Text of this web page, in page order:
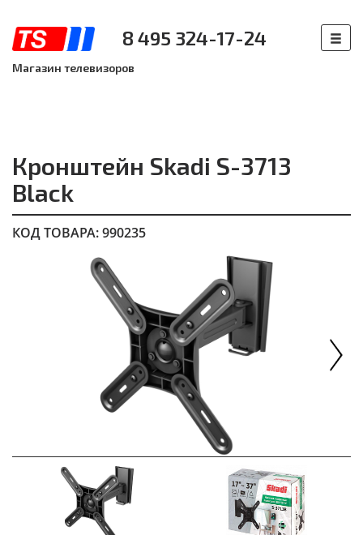
8 495 324-17-24
Магазин телевизоров
Кронштейн Skadi S-3713
Black
КОД ТОВАРА: 990235